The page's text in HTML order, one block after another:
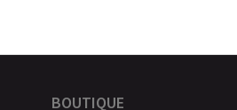
BOUTIQUE